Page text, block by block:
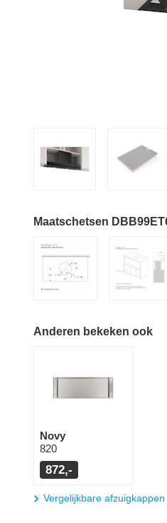
Maatschetsen
Anderen bekeken ook
Novy
820
872,-
Vergelijkbare afzuigkappen